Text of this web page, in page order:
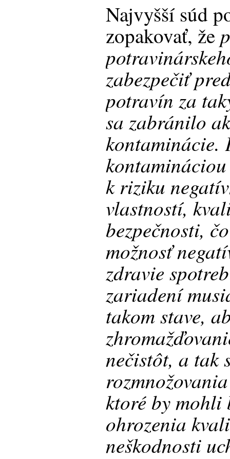
Najvyšší súd
zopakovať, že
zabezpečiť
potravín za
sa zabránilo
kontaminácie.
k riziku
vlastností,
bezpečnosti,
možnosť
zdravie
zariadení
takom stave,
nečistôt, a tak
ktoré by
ohrozenia
neškodnosti